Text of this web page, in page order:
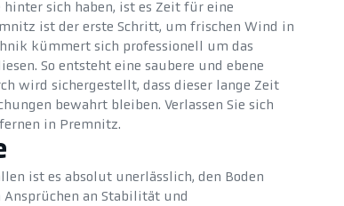
hinter sich haben, ist es Zeit für eine
ist der erste Schritt, um frischen Wind in
kümmert sich professionell um das
So entsteht eine saubere und ebene
wird sichergestellt, dass dieser lange Zeit
bewahrt bleiben. Verlassen Sie sich
in Premnitz.
ist es absolut unerlässlich, den Boden
an Stabilität und